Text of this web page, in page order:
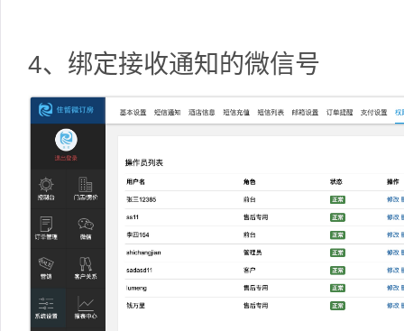
4、绑定接收通知的微信号